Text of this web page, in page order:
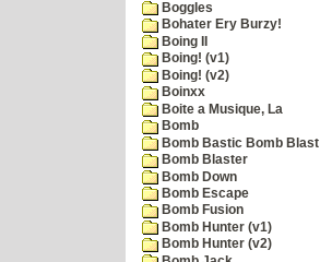
Boggles
Bohater Ery Burzy!
Boing II
Boing! (v1)
Boing! (v2)
Boinxx
Boite a Musique, La
Bomb
Bomb Bastic Bomb
Bomb Blaster
Bomb Down
Bomb Escape
Bomb Fusion
Bomb Hunter (v1)
Bomb Hunter (v2)